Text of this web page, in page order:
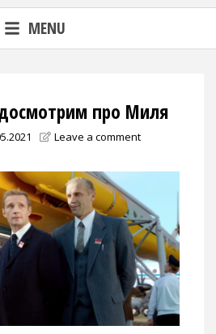
MENU
про Миля
Leave a comment